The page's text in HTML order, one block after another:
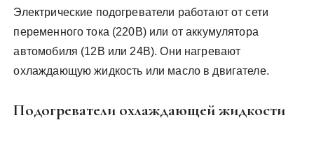
Электрические подогреватели работают от сети
переменного тока (220В) или от аккумулятора
автомобиля (12В или 24В). Они нагревают
охлаждающую жидкость или масло в двигателе.
Подогреватели охлаждающей жидкости